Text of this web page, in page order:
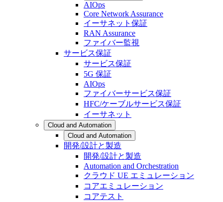
AIOps
Core Network Assurance
イーサネット保証
RAN Assurance
ファイバー監視
サービス保証
サービス保証
5G 保証
AIOps
ファイバーサービス保証
HFC/ケーブルサービス保証
イーサネット
Cloud and Automation
Cloud and Automation
開発/設計と製造
開発/設計と製造
Automation and Orchestration
クラウド UE エミュレーション
コアエミュレーション
コアテスト